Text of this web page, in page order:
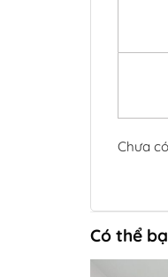
Chưa
Có thể